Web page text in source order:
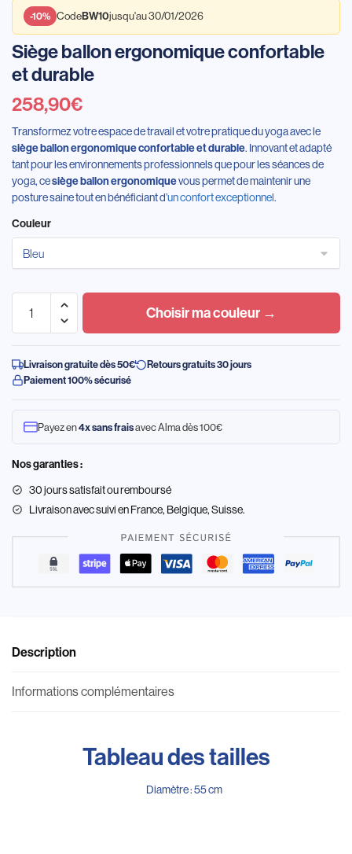
-10% CodeBW10jusqu'au 30/01/2026
Siège ballon ergonomique confortable
et durable
258,90€
Transformez votre espace de travail et votre pratique du yoga avec le
siège ballon ergonomique confortable et durable. Innovant et adapté
tant pour les environnements professionnels que pour les séances de
yoga, cesiège ballon ergonomiquevous permet de maintenir une
posture saine tout en bénéficiant d’un confort exceptionnel.
Couleur
Choisir ma couleur →
Livraison gratuite dès 50€
Retours gratuits 30 jours
Paiement 100% sécurisé
Payez en4x sans fraisavec Alma dès 100€
Nos garanties :
30 jours satisfait ou remboursé
Livraisonavec suivi en France, Belgique, Suisse.
Description
Informations complémentaires
Tableau des tailles
Diamètre : 55 cm